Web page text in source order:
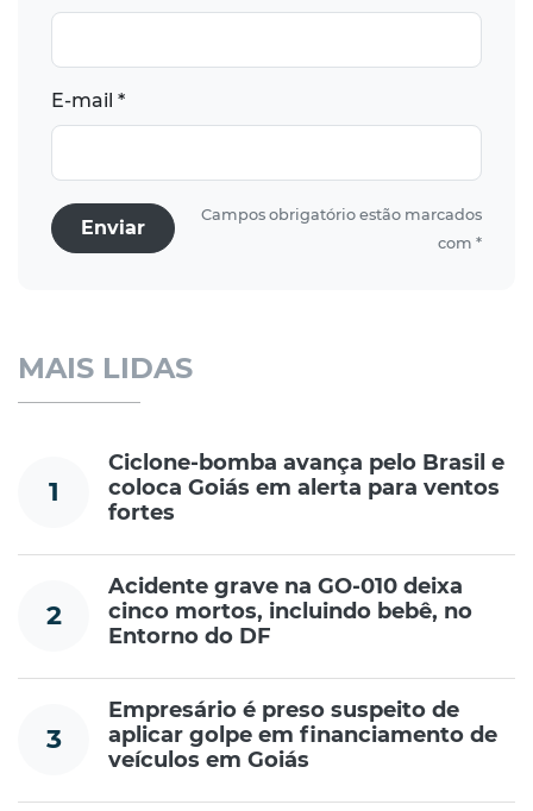
E-mail *
Enviar
Campos obrigatório estão marcados
com *
MAIS LIDAS
1
Ciclone-bomba avança pelo Brasil e
coloca Goiás em alerta para ventos
fortes
2
Acidente grave na GO-010 deixa
cinco mortos, incluindo bebê, no
Entorno do DF
3
Empresário é preso suspeito de
aplicar golpe em financiamento de
veículos em Goiás